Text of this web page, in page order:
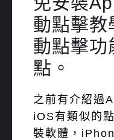
動點擊教
動點擊功
點。
之前有介紹過
iOS有類似的
裝軟體，